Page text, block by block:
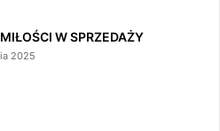
W SPRZEDAŻY
2025